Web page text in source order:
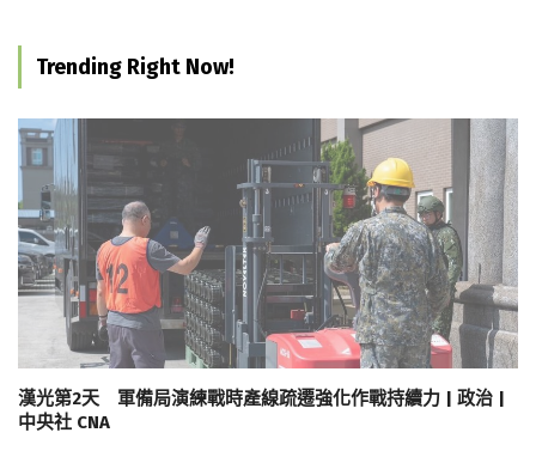
Trending Right Now!
漢光第2天 軍備局演練戰時產線疏遷強化作戰持續力 | 政治 |
中央社 CNA